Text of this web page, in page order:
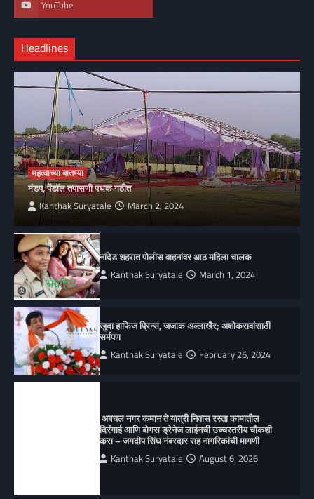
YouTube
Headlines
महत्वाच्या बातम्या
मंडप, पेंडॉल तपासणी पथक गठीत
Kanthak Suryatale March 2, 2024
नांदेड शहरात पोलीस वाहनांवर आठ महिला चालक
Kanthak Suryatale March 1, 2024
खुदा हाफिज प्रिन्स, जजाक अल्लाखैर; अशोकरावांसाठी
सर्मपण
Kanthak Suryatale February 26, 2024
अबचल नगर कमान ते यात्री निवास रस्ता कामातील
दिरंगाई आणि बोगस ड्रेनेज लाईनची उच्चस्तरीय चौकशी
करा – जगदीप सिंघ नंबरदार सह नागरिकांची मागणी
Kanthak Suryatale August 6, 2026